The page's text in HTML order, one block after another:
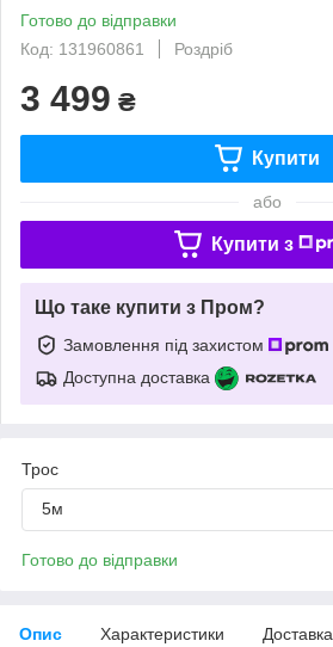
Готово до відправки
Код: 131960861
Роздріб
3 499 ₴
Купити
або
Купити з
Що таке купити з Пром?
Замовлення під захистом
Доступна доставка
Трос
5м
Готово до відправки
Опис Характеристики Доставка